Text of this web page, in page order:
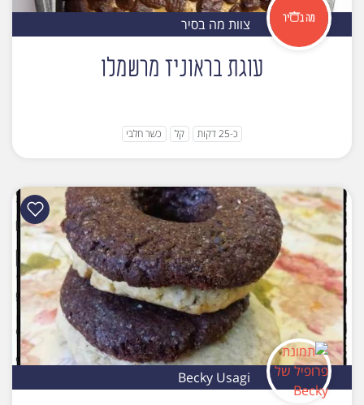
צוות מה בסיר
עוגת בראוניז מרשמלו
כ-25 דקות קל כשר חלבי
Becky Usagi